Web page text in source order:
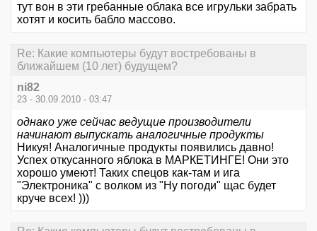
тут вон в эти гребанные облака все игрульки забрать
хотят и косить бабло массово.
Re: Какие компьютеры будут востребованы в
ближайшем (10 лет) будущем?
ni82
23 - 30.09.2010 - 03:47
однако уже сейчас ведущие производители
начинают выпускать аналогичные продукты
Никуя! Аналогичные продукты появились давно!
Успех откусанного яблока в МАРКЕТИНГЕ! Они это
хорошо умеют! Таких спецов как-там и ига
"Электроника" с волком из "Ну погоди" щас будет
круче всех! )))